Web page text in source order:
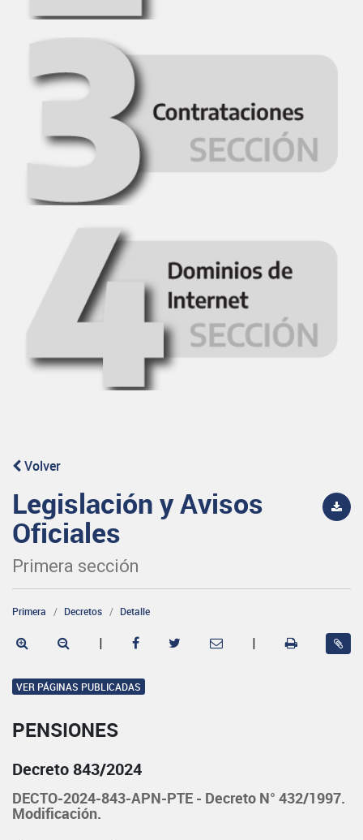
Volver
Legislación y Avisos
Oficiales
Primera sección
Primera Decretos Detalle
| |
VER PÁGINAS PUBLICADAS
PENSIONES
Decreto 843/2024
DECTO-2024-843-APN-PTE - Decreto N° 432/1997.
Modificación.